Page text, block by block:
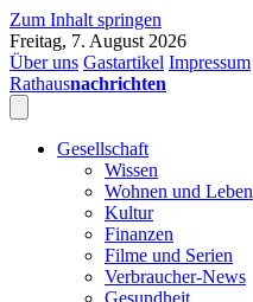
Zum Inhalt springen
Freitag, 7. August 2026
Über uns Gastartikel Impressum
Rathausnachrichten
Gesellschaft
Wissen
Wohnen und Leben
Kultur
Finanzen
Filme und Serien
Verbraucher-News
Gesundheit